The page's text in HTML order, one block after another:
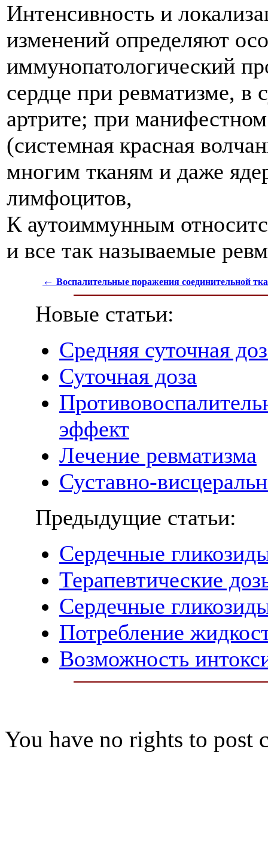
Интенсивность и
изменений определяют
иммунопатологический
сердце при ревматизме, в
артрите; при
(системная красная
многим тканям и даже
лимфоцитов,
К аутоиммунным
и все так называемые
← Воспалительные поражения соединительной
Новые статьи:
Средняя суточная
Суточная доза
эффект
Лечение ревматизма
Суставно-
Предыдущие статьи:
Сердечные
Терапевтические
Сердечные
Потребление
Возможность
You have no rights to post